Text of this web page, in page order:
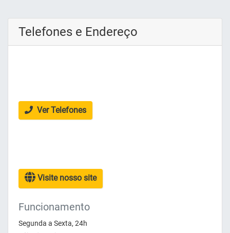
Telefones e Endereço
Ver Telefones
Visite nosso site
Funcionamento
Segunda a Sexta, 24h